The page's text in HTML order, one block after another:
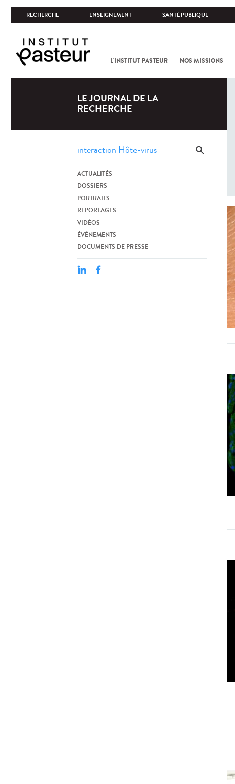
RECHERCHE ENSEIGNEMENT SANTÉ PUBLIQUE
L'INSTITUT PASTEUR NOS MISSIONS
LE JOURNAL DE LA
RECHERCHE
ACTUALITÉS
DOSSIERS
PORTRAITS
REPORTAGES
VIDÉOS
ÉVÉNEMENTS
DOCUMENTS DE PRESSE